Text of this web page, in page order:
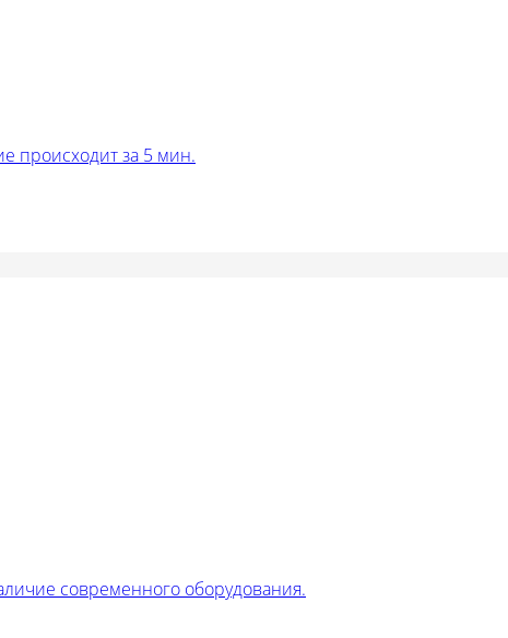
происходит за 5 мин.
современного оборудования.